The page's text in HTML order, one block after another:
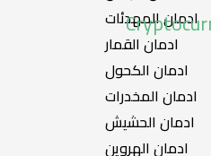
ادمان المهدئات
ادمان القمار
ادمان الكحول
ادمان المخدرات
ادمان الحشيش
ادمان الهروين